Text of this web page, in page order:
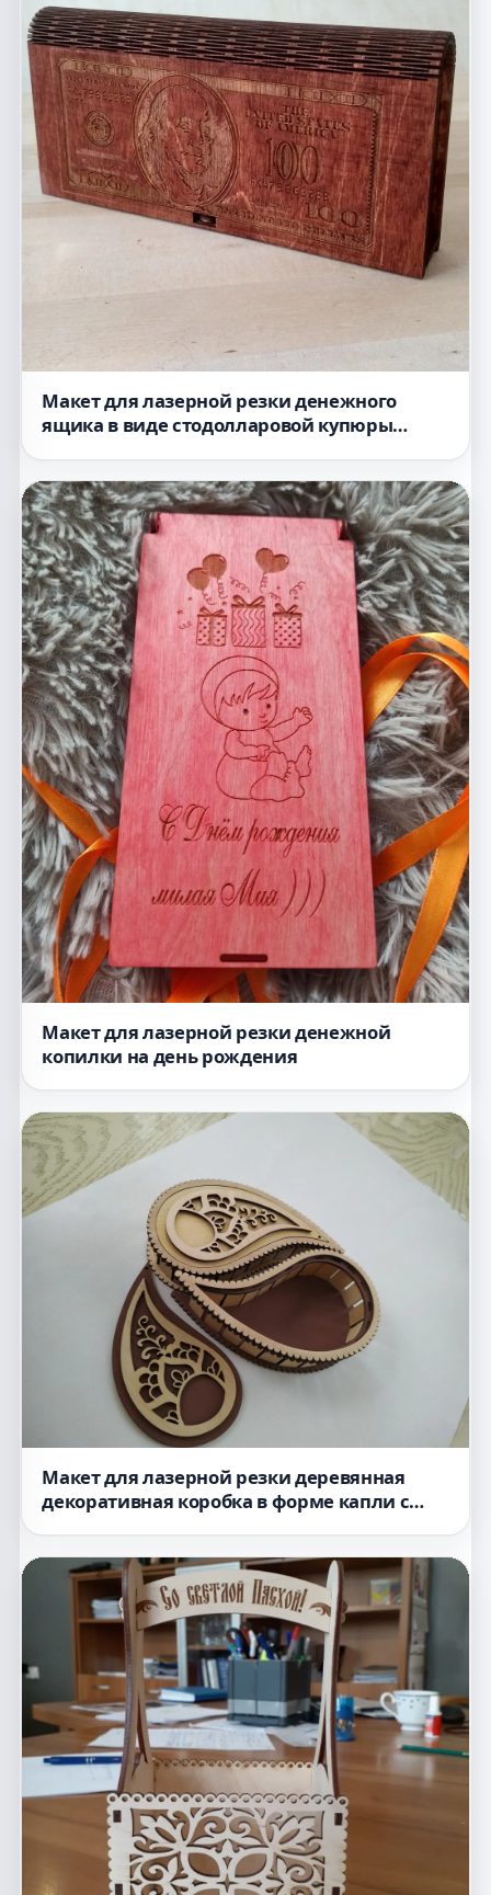
Макет для лазерной резки денежного
ящика в виде стодолларовой купюры
Макет для лазерной резки денежной
копилки на день рождения
Макет для лазерной резки деревянная
декоративная коробка в форме капли с